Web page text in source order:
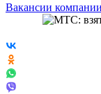
Вакансии